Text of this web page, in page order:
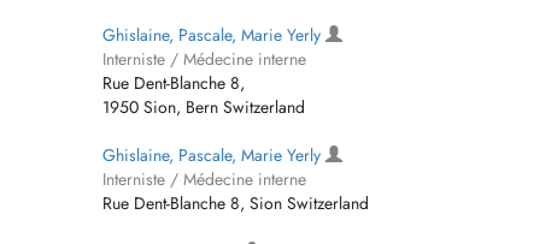
Ghislaine, Pascale, Marie Yerly
Interniste / Médecine interne
Rue Dent-Blanche 8,
1950 Sion, Bern Switzerland
Ghislaine, Pascale, Marie Yerly
Interniste / Médecine interne
Rue Dent-Blanche 8, Sion Switzerland